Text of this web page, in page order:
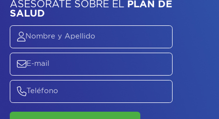
ASESORATE SOBREELPLAN DE
SALUD